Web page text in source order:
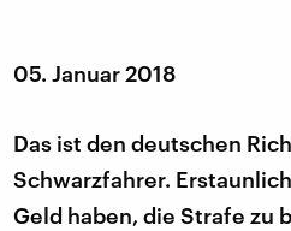
05. Januar 2018
Das ist den deutschen
Schwarzfahrer.
Geld haben, die Strafe zu